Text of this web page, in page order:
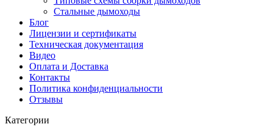
Стальные дымоходы
Блог
Лицензии и сертификаты
Техническая документация
Видео
Оплата и Доставка
Контакты
Политика конфиденциальности
Отзывы
Категории